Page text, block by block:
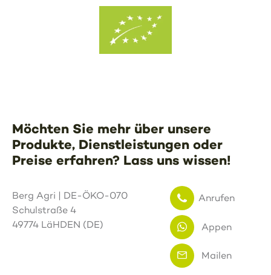
Möchten Sie mehr über unsere
Produkte, Dienstleistungen oder
Preise erfahren? Lass uns wissen!
Berg Agri | DE-ÖKO-070
Schulstraße 4
49774 LäHDEN (DE)
Anrufen
Appen
Mailen